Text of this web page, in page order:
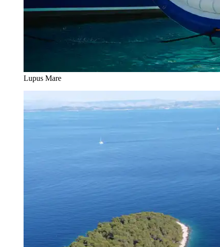
Lupus Mare